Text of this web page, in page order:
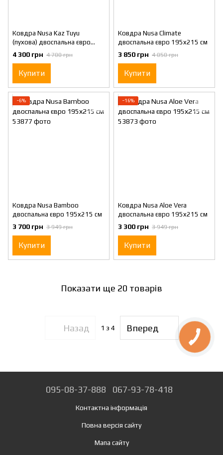
Ковдра Nusa Kaz Tuyu
(пухова) двоспальна євро
195х215 см
4 300 грн 4 700 грн
Купити
Ковдра Nusa Climate
двоспальна євро 195х215 см
3 850 грн 4 050 грн
Купити
−6%
Ковдра Nusa Bamboo
двоспальна євро 195х215 см
3 700 грн 3 949 грн
Купити
−16%
Ковдра Nusa Aloe Vera
двоспальна євро 195х215 см
3 300 грн 3 949 грн
Купити
Показати ще 20 товарів
Назад 1 з 4 Вперед
095-08-37-888 067-93-78-418
Контактна інформація
Повна версія сайту
Мапа сайту